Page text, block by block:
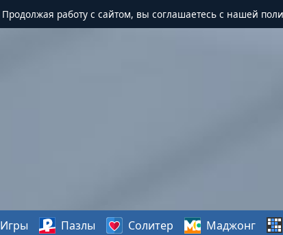
Продолжая работу с сайтом, вы соглашаетесь с нашей
Игры Пазлы Солитер Маджонг